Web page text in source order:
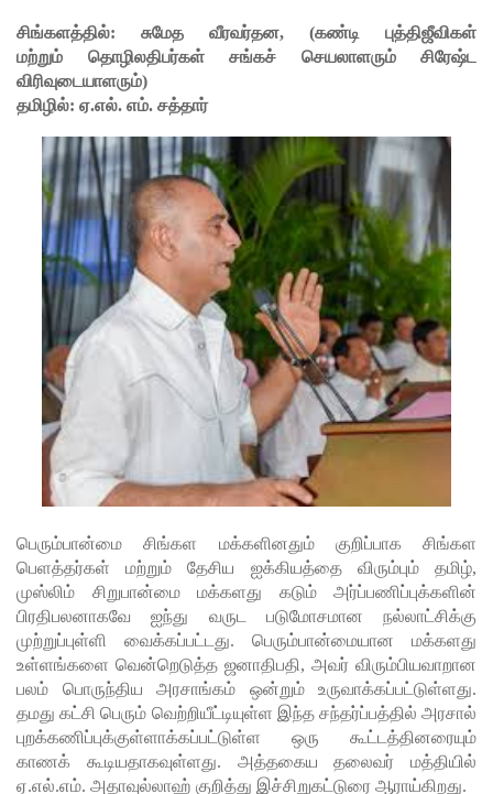
ர்!
டெங்குவா
ல்
உயிரிழந்த
வர்களின்
எண்ணிக்
கை
அதிகரிப்பு!
வெள்ளவ
த்தை
மற்றும்
பாமன்க
டையில் 07
மணித்தி
யால நீர்
வெட்டு!
SLS
தரமற்ற
தலைக்கவ
சங்கள்
சிங்களத்தில்: சுமேத வீரவர்தன, (கண்டி புத்திஜீவிகள்
மற்றும் தொழிலதிபர்கள் சங்கச் செயலாளரும் சிரேஷ்ட
விரிவுடையாளரும்)
தமிழில்: ஏ.எல். எம். சத்தார்
பெரும்பான்மை சிங்கள மக்களினதும் குறிப்பாக சிங்கள
பெளத்தர்கள் மற்றும் தேசிய ஐக்கியத்தை விரும்பும் தமிழ்,
முஸ்லிம் சிறுபான்மை மக்களது கடும் அர்ப்பணிப்புக்களின்
பிரதிபலனாகவே ஐந்து வருட படுமோசமான நல்லாட்சிக்கு
முற்றுப்புள்ளி வைக்கப்பட்டது. பெரும்பான்மையான மக்களது
உள்ளங்களை வென்றெடுத்த ஜனாதிபதி, அவர் விரும்பியவாறான
பலம் பொருந்திய அரசாங்கம் ஒன்றும் உருவாக்கப்பட்டுள்ளது.
தமது கட்சி பெரும் வெற்றியீட்டியுள்ள இந்த சந்தர்ப்பத்தில் அரசால்
புறக்கணிப்புக்குள்ளாக்கப்பட்டுள்ள ஒரு கூட்டத்தினரையும்
காணக் கூடியதாகவுள்ளது. அத்தகைய தலைவர் மத்தியில்
ஏ.எல்.எம். அதாவுல்லாஹ் குறித்து இச்சிறுகட்டுரை ஆராய்கிறது.